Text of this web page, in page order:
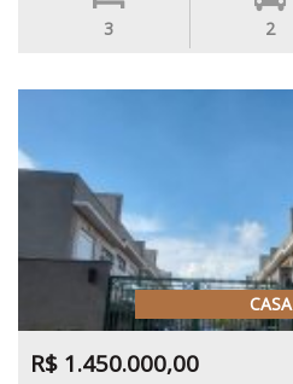
3 2
CASA
R$ 1.450.000,00